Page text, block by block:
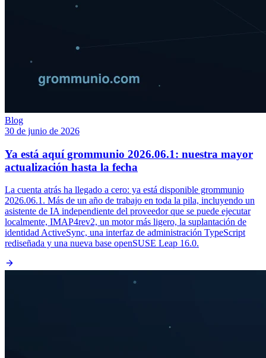
Blog
30 de junio de 2026
Ya está aquí grommunio 2026.06.1: nuestra mayor
actualización hasta la fecha
La cuenta atrás ha llegado a cero: ya está disponible grommunio
2026.06.1. Más de un año de trabajo en toda la pila, incluyendo un
asistente de IA independiente del proveedor que se puede ejecutar
localmente, IMAP4rev2, un motor más ligero, la suplantación de
identidad ActiveSync, una interfaz de administración TypeScript
rediseñada y una nueva base openSUSE Leap 16.0.